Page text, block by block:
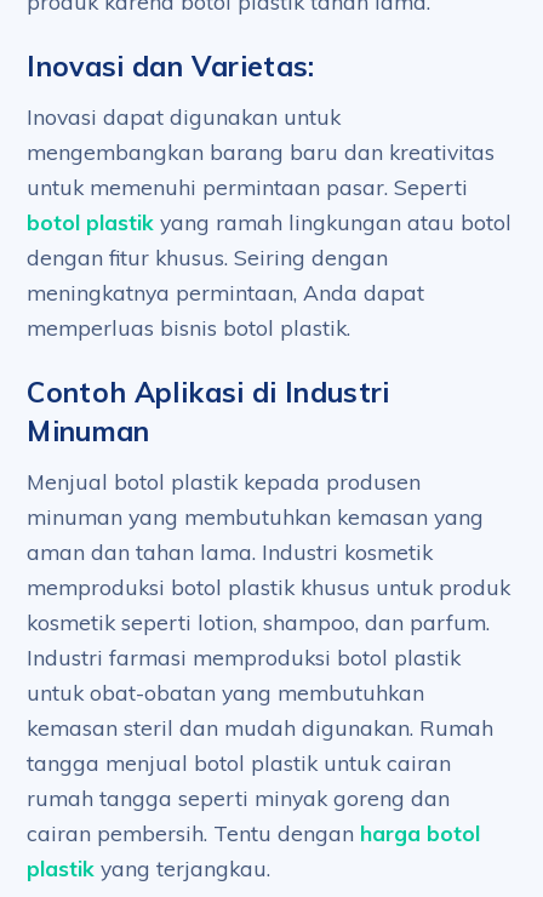
Inovasi dan Varietas:
Inovasi dapat digunakan untuk
mengembangkan barang baru dan kreativitas
untuk memenuhi permintaan pasar. Seperti
botol plastik yang ramah lingkungan atau botol
dengan fitur khusus. Seiring dengan
meningkatnya permintaan, Anda dapat
memperluas bisnis botol plastik.
Contoh Aplikasi di Industri
Minuman
Menjual botol plastik kepada produsen
minuman yang membutuhkan kemasan yang
aman dan tahan lama. Industri kosmetik
memproduksi botol plastik khusus untuk produk
kosmetik seperti lotion, shampoo, dan parfum.
Industri farmasi memproduksi botol plastik
untuk obat-obatan yang membutuhkan
kemasan steril dan mudah digunakan. Rumah
tangga menjual botol plastik untuk cairan
rumah tangga seperti minyak goreng dan
cairan pembersih. Tentu dengan harga botol
plastik yang terjangkau.